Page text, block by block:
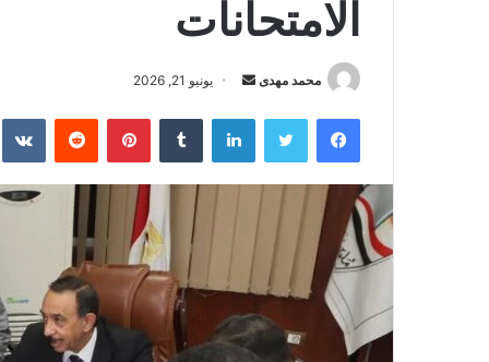
الامتحانات
محمد مهدى
أرسل
إلكترونيا
يونيو 21, 2026
فيسبوك تويتر لينكدإن بينتيريست